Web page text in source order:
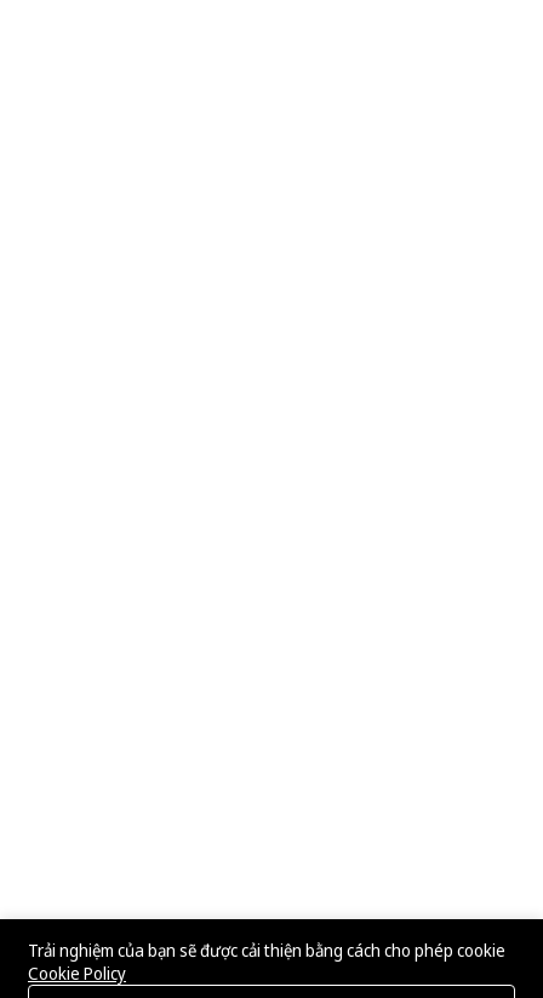
Trải nghiệm của bạn sẽ được cải thiện bằng cách cho phép cookie
Cookie Policy